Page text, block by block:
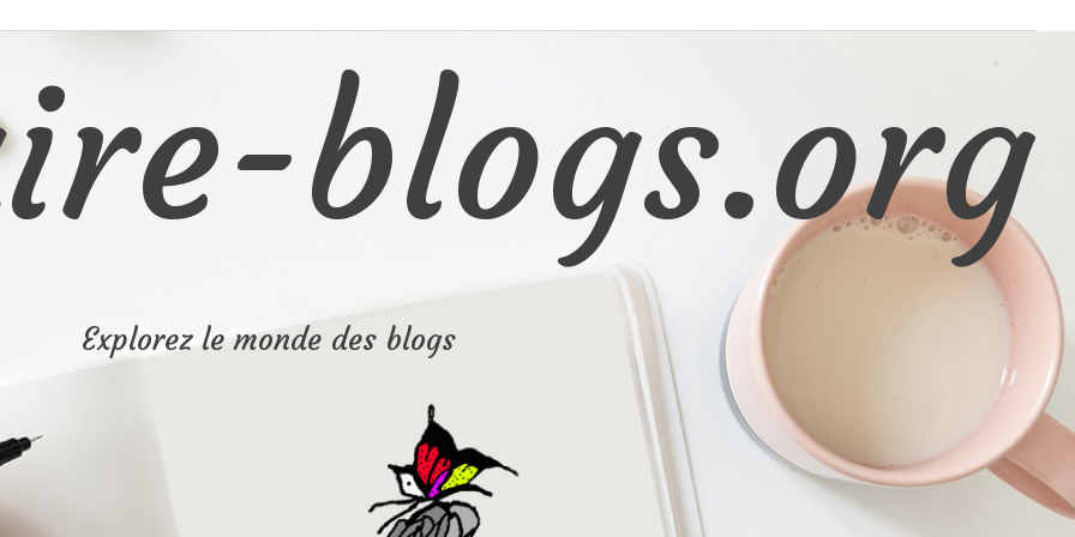
blogs.org
Explorez le monde des blogs